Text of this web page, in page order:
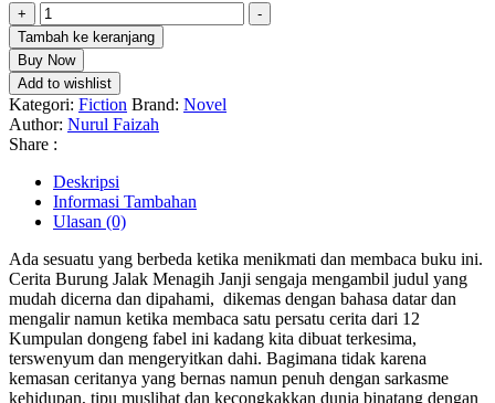
+
Kuantitas
Burung
Jalak
Menagih
Janji
-
Tambah ke keranjang
Buy Now
Add to wishlist
Kategori: Fiction Brand: Novel
Author: Nurul Faizah
Share :
Deskripsi
Informasi Tambahan
Ulasan (0)
Ada sesuatu yang berbeda ketika menikmati dan membaca buku ini.
Cerita Burung Jalak Menagih Janji sengaja mengambil judul yang
mudah dicerna dan dipahami, dikemas dengan bahasa datar dan
mengalir namun ketika membaca satu persatu cerita dari 12
Kumpulan dongeng fabel ini kadang kita dibuat terkesima,
terswenyum dan mengeryitkan dahi. Bagimana tidak karena
kemasan ceritanya yang bernas namun penuh dengan sarkasme
kehidupan, tipu muslihat dan kecongkakkan dunia binatang dengan